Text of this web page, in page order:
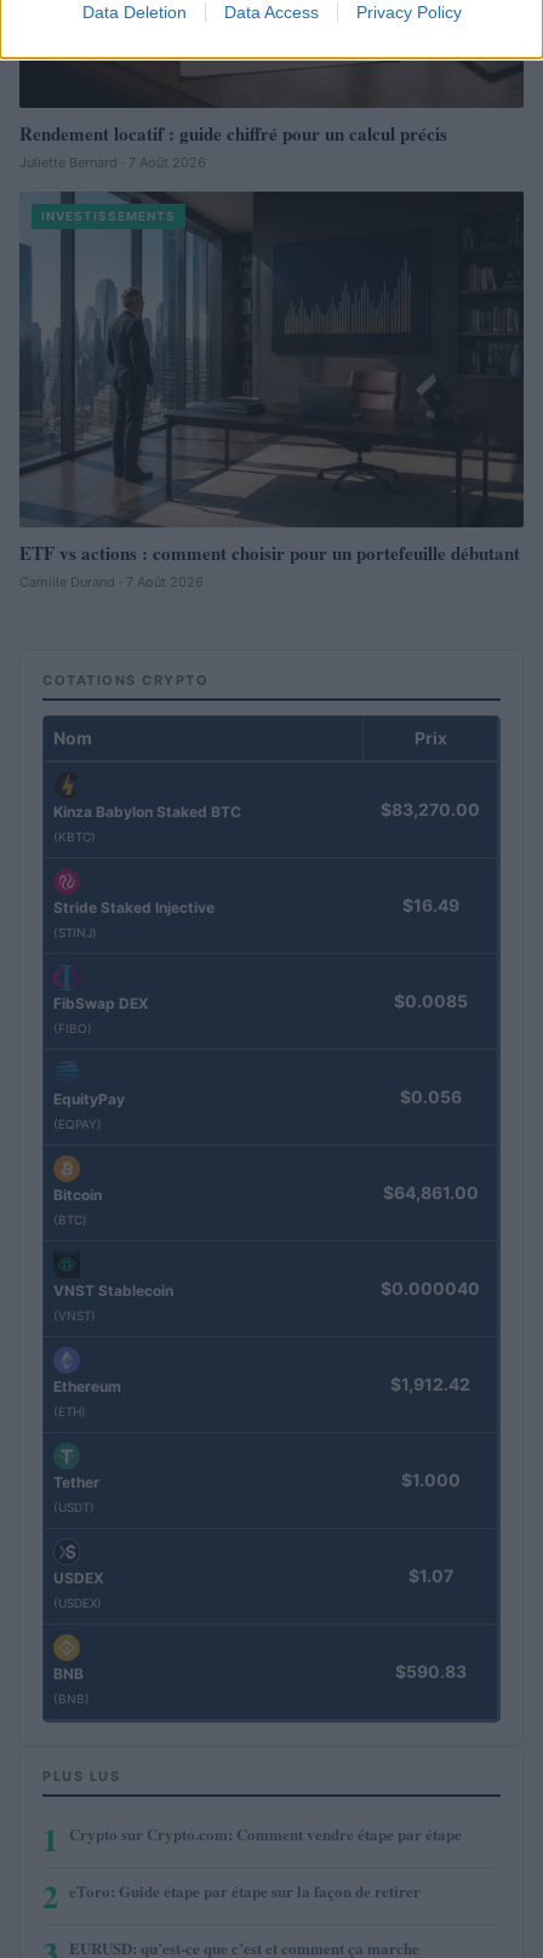
Data Deletion Data Access Privacy Policy
Rendement locatif : guide chiffré pour un calcul précis
Juliette Bernard · 7 Août 2026
INVESTISSEMENTS
ETF vs actions : comment choisir pour un portefeuille débutant
Camille Durand · 7 Août 2026
COTATIONS CRYPTO
Nom Prix
Kinza Babylon Staked BTC
(KBTC)
$83,270.00
Stride Staked Injective
(STINJ)
$16.49
FibSwap DEX
(FIBO)
$0.0085
EquityPay
(EQPAY)
$0.056
Bitcoin
(BTC)
$64,861.00
VNST Stablecoin
(VNST)
$0.000040
Ethereum
(ETH)
$1,912.42
Tether
(USDT)
$1.000
USDEX
(USDEX)
$1.07
BNB
(BNB)
$590.83
PLUS LUS
1 Crypto sur Crypto.com: Comment vendre étape par étape
2 eToro: Guide étape par étape sur la façon de retirer
EURUSD: qu’est-ce que c’est et comment ça marche